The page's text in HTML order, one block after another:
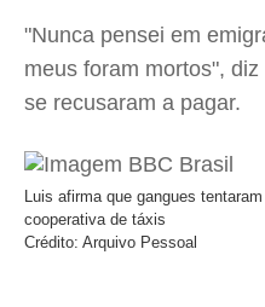
"Nunca pensei em
meus foram mortos",
se recusaram a pagar.
Luis afirma que gangues
cooperativa de táxis
Crédito: Arquivo Pessoal